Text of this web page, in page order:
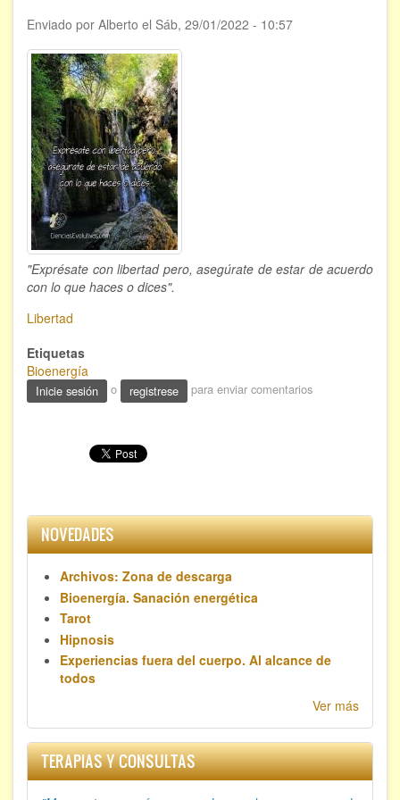
Bioenergía
Chamanismo
Flores de Bach
Hipnosis
Los cristales de cuarzo
Radiestesia
Runas
Tarot
Viaje astral
EVENTOS
Limpieza de las energías - - Próximamente TALLER
PRÁCTICO
NOTICIAS Y ENTREVISTAS
TERAPIAS
Aura y energías. Limpieza
Hipnosis clínica
Hipnosis proyectiva
Enviado por Alberto el Sáb, 29/01/2022 - 10:57
"Exprésate con libertad pero, asegúrate de estar de acuerdo
con lo que haces o dices".
Libertad
Etiquetas
Bioenergía
Inicie sesión o registrese para enviar comentarios
NOVEDADES
Archivos: Zona de descarga
Bioenergía. Sanación energética
Tarot
Hipnosis
Experiencias fuera del cuerpo. Al alcance de
todos
Ver más
TERAPIAS Y CONSULTAS